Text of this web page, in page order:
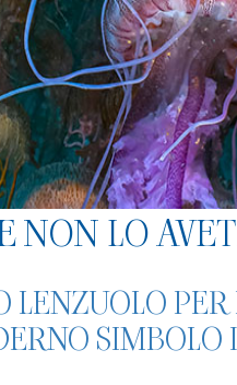
NON LO
LENZUOLO
SIMBOLO